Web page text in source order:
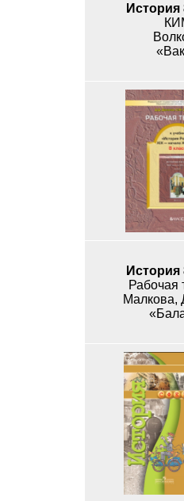
История
История
Рабочая
Малкова,